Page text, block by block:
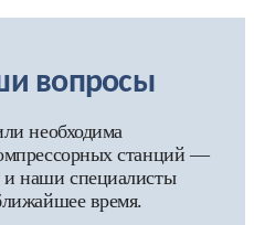
вопросы
необходима
станций —
и наши специалисты
время.